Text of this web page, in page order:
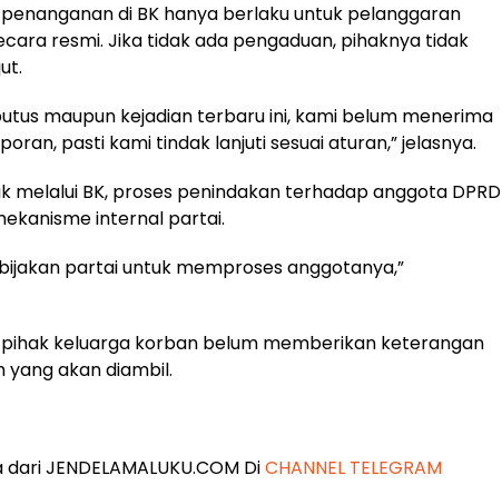
di BK hanya berlaku untuk pelanggaran
resmi. Jika tidak ada pengaduan, pihaknya tidak
maupun kejadian terbaru ini, kami belum menerima
pasti kami tindak lanjuti sesuai aturan,” jelasnya.
melalui BK, proses penindakan terhadap anggota DPRD
internal partai.
partai untuk memproses anggotanya,”
keluarga korban belum memberikan keterangan
akan diambil.
JENDELAMALUKU.COM DiCHANNEL TELEGRAM